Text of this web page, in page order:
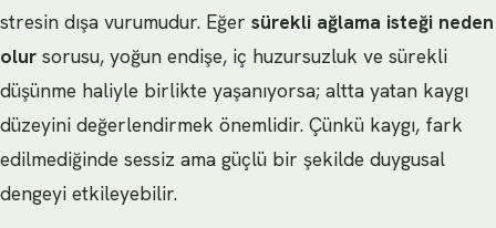
stresin dışa vurumudur. Eğer sürekli ağlama isteği neden
olur sorusu, yoğun endişe, iç huzursuzluk ve sürekli
düşünme haliyle birlikte yaşanıyorsa; altta yatan kaygı
düzeyini değerlendirmek önemlidir. Çünkü kaygı, fark
edilmediğinde sessiz ama güçlü bir şekilde duygusal
dengeyi etkileyebilir.